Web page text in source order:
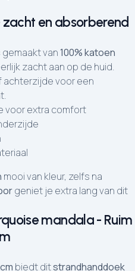
zacht en absorberend
gemaakt van100% katoen
zacht aan op de huid.
voor een
voor extra comfort
mooi van kleur, zelfs na
geniet je extra lang van dit
mandala - Ruim
biedt ditstrandhanddoek